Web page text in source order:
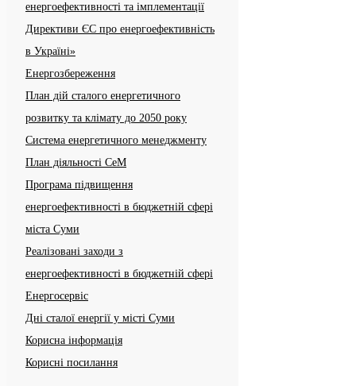
енергоефективності та імплементації
Директиви ЄС про енергоефективність
в Україні»
Енергозбереження
План дій сталого енергетичного
розвитку та клімату до 2050 року
Система енергетичного менеджменту
План діяльності СеМ
Програма підвищення
енергоефективності в бюджетній сфері
міста Суми
Реалізовані заходи з
енергоефективності в бюджетній сфері
Енергосервіс
Дні сталої енергії у місті Суми
Корисна інформація
Корисні посилання